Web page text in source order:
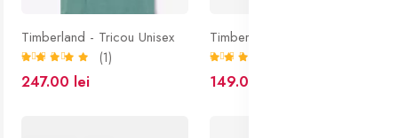
Timberland - Tricou Unisex
(1)
247.00 lei 149.00 lei